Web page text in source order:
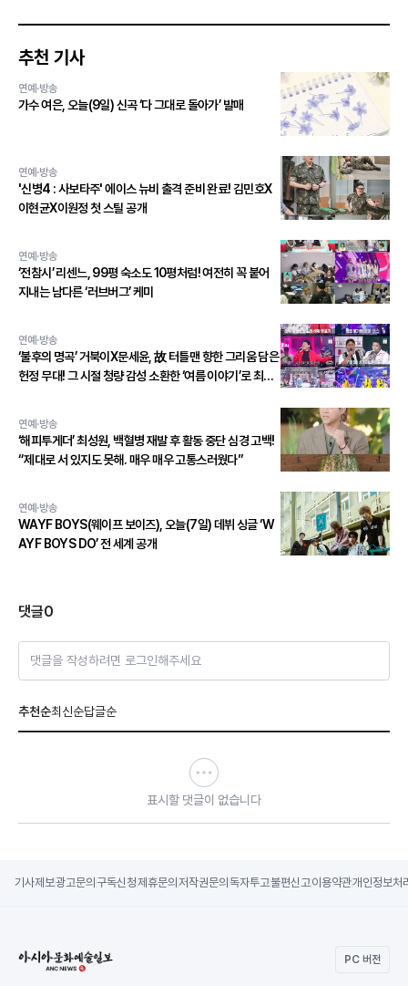
추천 기사
연예·방송
가수 여은, 오늘(9일) 신곡 ‘다 그대로 돌아가’ 발매
연예·방송
'신병4 : 사보타주' 에이스 뉴비 출격 준비 완료! 김민호X
이현균X이원정 첫 스틸 공개
연예·방송
‘전참시’ 리센느, 99평 숙소도 10평처럼! 여전히 꼭 붙어
지내는 남다른 ‘러브버그’ 케미
연예·방송
‘불후의 명곡’ 거북이X문세윤, 故 터틀맨 향한 그리움 담은
헌정 무대! 그 시절 청량 감성 소환한 ‘여름 이야기’로 최종
연예·방송
‘해피투게더’ 최성원, 백혈병 재발 후 활동 중단 심경 고백!
“제대로 서 있지도 못해. 매우 매우 고통스러웠다”
연예·방송
WAYF BOYS(웨이프 보이즈), 오늘(7일) 데뷔 싱글 ‘W
AYF BOYS DO’ 전 세계 공개
댓글0
댓글을 작성하려면 로그인해주세요
추천순최신순답글순
표시할 댓글이 없습니다
기사제보광고문의 구독신청제휴문의 저작권문의 독자투고불편신고이용약관개인정보처
PC 버전